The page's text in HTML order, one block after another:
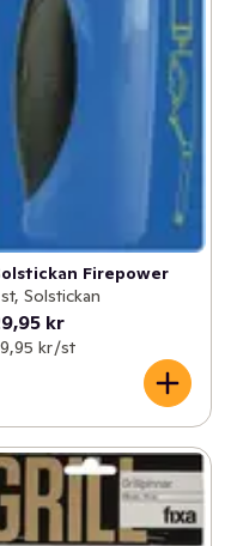
Firepower
st, Solstickan
kr
kr /st